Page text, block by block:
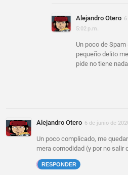
Alejandro Otero
5:02 p.m.
Un poco de
pequeño delito
pide no tiene
Alejandro Otero 6 de junio de
Un poco complicado, me
mera comodidad (y por no salir
RESPONDER